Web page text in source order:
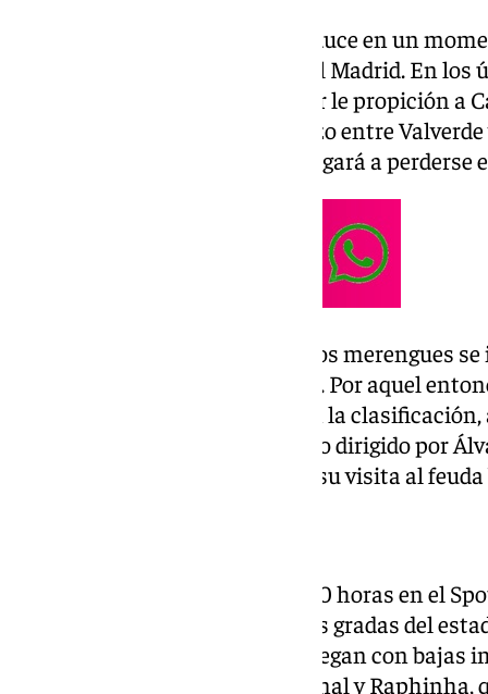
Además, este encuentro se produce en un
internos en el vestuario del Real Madrid. En
noticia del ‹bofetón› que Rudiger le propición
las alarmas tras el encontronazo entre
uruguayo hospitalizado y le obligará a perderse
En el encuentro de ida en Liga los merengues
por 2-1 en el Santiago Bernabéu. Por aquel
banquillo, los blancos lideraban la
tornas han cambiado y el equipo dirigido por
que complicado por delante en su visita al
El partido comenzará a las 21.00 horas en el
miles de espectadores llenen las gradas del
espectadores. Ambos equipos llegan con
notables son las de Lamine Yamal y Raphinha,